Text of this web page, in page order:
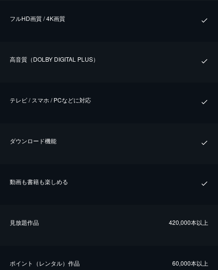
フルHD画質 / 4K画質
⾼⾳質（DOLBY DIGITAL PLUS）
テレビ / スマホ / PCなどに対応
ダウンロード機能
動画も書籍も楽しめる
⾒放題作品 420,000本以上
ポイント（レンタル）作品 60,000本以上